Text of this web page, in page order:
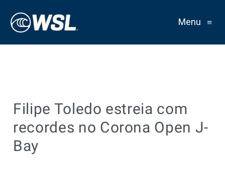
Menu ≡
Filipe Toledo estreia com
recordes no Corona Open J-
Bay